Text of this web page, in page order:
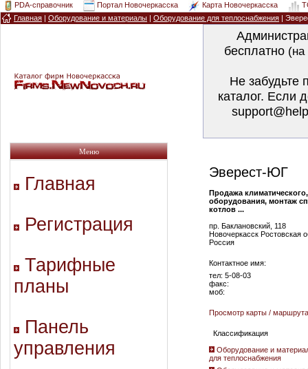
PDA-справочник Портал Новочеркасска Карта Новочеркасска
Главная | Оборудование и материалы | Оборудование для теплоснабжения |
бесплатно
Не забудьте
каталог. Если
Меню
Главная
Регистрация
Тарифные
планы
Панель
управления
Эверест-ЮГ
Продажа
оборудования, монтаж
котлов ...
пр. Баклановский, 118
Новочеркасск Ростовская
Россия
Контактное имя:
тел: 5-08-03
факс:
моб:
Просмотр карты / маршрута
Классификация
Оборудование и
для теплоснабжения